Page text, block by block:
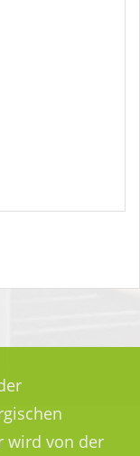
wird von der